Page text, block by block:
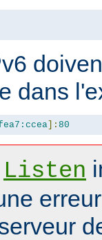
dans
]: 80
Listen